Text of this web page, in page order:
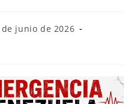
de junio de 2026